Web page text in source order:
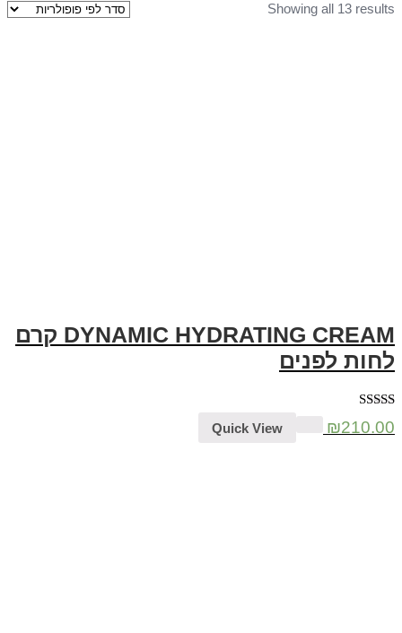
Showing all 13 results
DYNAMIC HYDRATING CREAM קרם
לחות לפנים
דורג 5.00
מתוך 5
₪210.00
Quick View